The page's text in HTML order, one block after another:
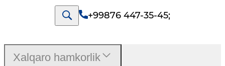
+99876 447-35-45;
Xalqaro hamkorlik